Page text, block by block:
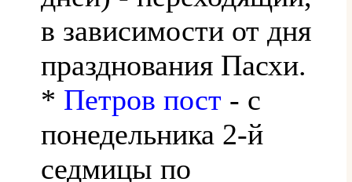
в зависимости от дня
празднования Пасхи.
* Петров пост - с
понедельника 2-й
седмицы по